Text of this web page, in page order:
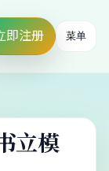
即注册 菜单
立模